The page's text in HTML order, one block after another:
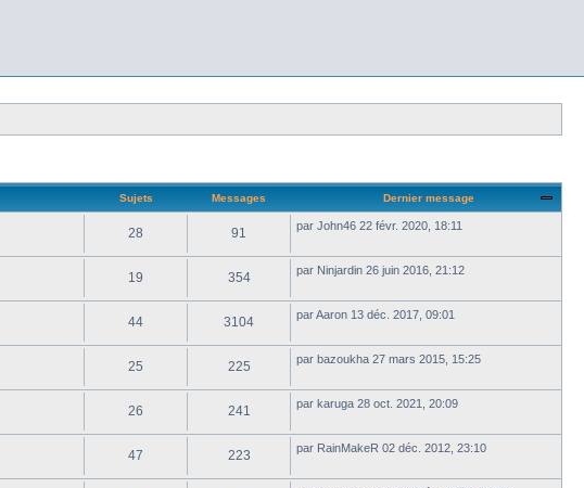
Sujets Messages Dernier message
28 91 par John46 22 févr. 2020, 18:11
19 354 par Ninjardin 26 juin 2016, 21:12
44 3104 parAaron 13 déc. 2017, 09:01
25 225 par bazoukha 27 mars 2015, 15:25
26 241 par karuga 28 oct. 2021, 20:09
47 223 par RainMakeR 02 déc. 2012, 23:10